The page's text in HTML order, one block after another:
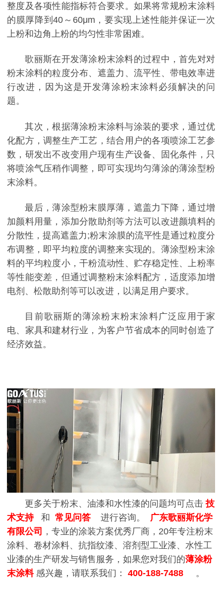
整度及各项性能指标符合要求。如果将常规粉末涂料
的膜厚降到40～60μm，要实现上述性能并保证一次
上粉和边角上粉的均匀性非常困难。
歌丽斯在开发薄涂粉末涂料的过程中，首先对对
粉末涂料的粒度分布、遮盖力、流平性、带电效率进
行改进，因为这是开发薄涂粉末涂料必须解决的问
题。
其次，根据薄涂粉末涂料与涂装的要求，通过优
化配方，调整生产工艺，结合用户的各项喷涂工艺参
数，研发出不改变用户现有生产设备、固化条件，只
将喷涂气压稍作调整，即可实现均匀薄涂的薄涂型粉
末涂料。
最后，薄涂型粉末膜厚薄，遮盖力下降，通过增
加颜料用量，添加分散助剂等方法可以改进颜填料的
分散性，提高遮盖力;粉末涂膜的流平性是通过粒度分
布调整，即平均粒度的调整来实现的。薄涂型粉末涂
料的平均粒度小，干粉流动性、贮存稳定性、上粉率
等性能变差，但通过调整粉末涂料配方，适度添加增
电剂、松散助剂等可以改进，以满足用户要求。
目前歌丽斯的薄涂粉末粉末涂料广泛应用于家
电、家具和建材行业，为客户节省成本的同时创造了
经济效益。
更多关于粉末、油漆和水性漆的问题均可点击 技
术支持
和 常见问答 进行咨询。
广东歌丽斯化学
有限公司
，专业的涂装方案优秀厂商，20年专注粉末
涂料、卷材涂料、抗指纹漆、溶剂型工业漆、水性工
业漆的生产研发与销售服务，如果您对我们的薄涂粉
末涂料 感兴趣，请联系我们： 400-188-7488 。